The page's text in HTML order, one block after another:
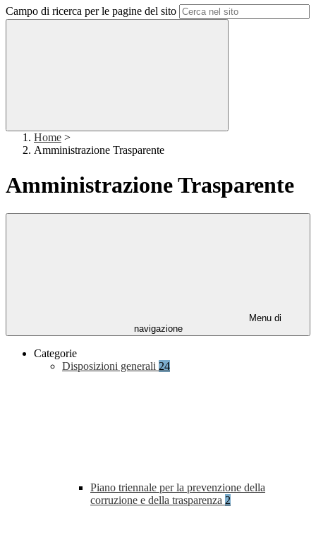
Campo di ricerca per le pagine del sito
Home >
Amministrazione Trasparente
Amministrazione Trasparente
Menu di
navigazione
Categorie
Disposizioni generali 24
Piano triennale per la prevenzione della
corruzione e della trasparenza 2